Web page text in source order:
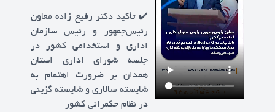
✔️ تأکید دکتر رفیع زاده معاون
رئیس‌جمهور و رئیس سازمان
اداری و استخدامی کشور در
جلسه شورای اداری استان
همدان بر ضرورت اهتمام به
شایسته سالاری و شایسته گزینی
در نظام حکمرانی کشور